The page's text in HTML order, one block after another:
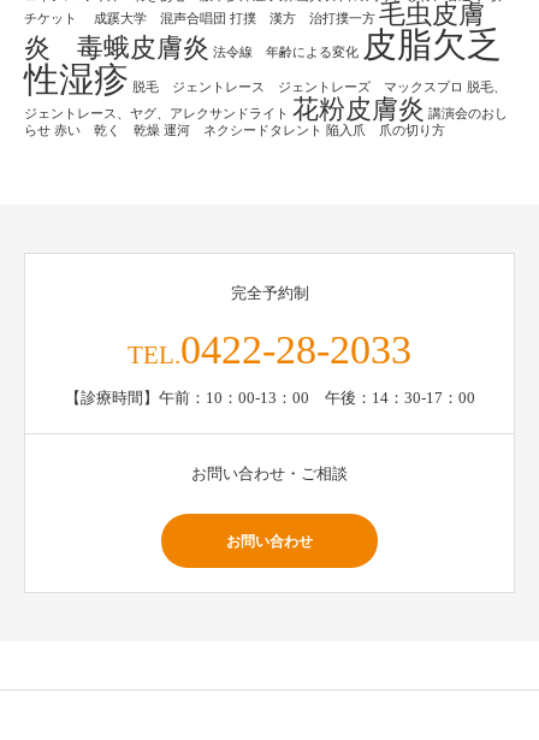
チケット
成蹊大学 混声合唱団 打撲 漢方 治打撲一方 毛虫皮膚
炎 毒蛾皮膚炎 法令線 年齢による変化 皮脂欠乏
性湿疹 脱毛 ジェントレース ジェントレーズ マックスプロ
脱毛、
ジェントレース、ヤグ、アレクサンドライト 花粉皮膚炎 講演会のおし
らせ 赤い 乾く 乾燥 運河 ネクシードタレント 陥入爪 爪の切り方
完全予約制
TEL.0422-28-2033
【診療時間】午前：10：00-13：00 午後：14：30-17：00
お問い合わせ・ご相談
お問い合わせ